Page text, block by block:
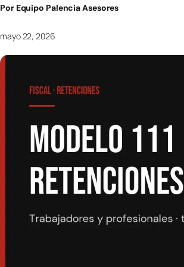
Gestoría para autónomos
Por Equipo Palencia Asesores·
mayo 22, 2026